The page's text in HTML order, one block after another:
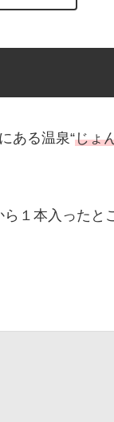
ある温泉“じょ
１本入ったと